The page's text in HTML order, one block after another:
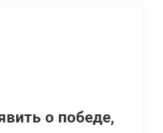
о победе,